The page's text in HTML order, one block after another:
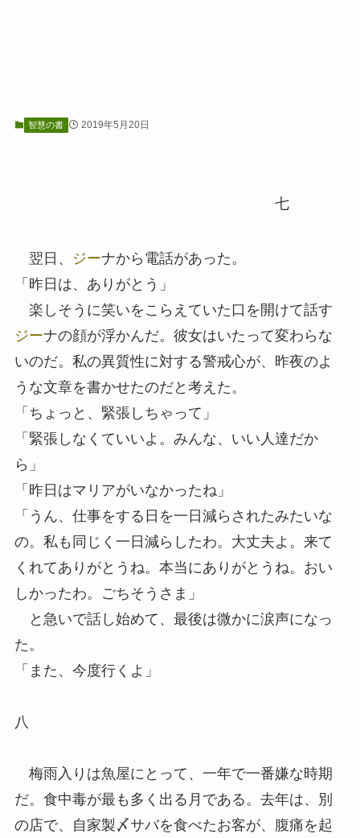
智慧の書 2019年5月20日
七
翌日、 ジーナから電話があった。
「昨日は、ありがとう」
楽しそうに笑いをこらえていた口を開けて話す
ジーナの顔が浮かんだ。彼女はいたって変わらな
いのだ。私の異質性に対する警戒心が、昨夜のよ
うな文章を書かせたのだと考えた。
「ちょっと、緊張しちゃって」
「緊張しなくていいよ。みんな、いい人達だか
ら」
「昨日はマリアがいなかったね」
「うん、仕事をする日を一日減らされたみたいな
の。私も同じく一日減らしたわ。大丈夫よ。来て
くれてありがとうね。本当にありがとうね。おい
しかったわ。ごちそうさま」
と急いで話し始めて、最後は微かに涙声になっ
た。
「また、今度行くよ」
八
梅雨入りは魚屋にとって、一年で一番嫌な時期
だ。食中毒が最も多く出る月である。去年は、別
の店で、自家製〆サバを食べたお客が、腹痛を起